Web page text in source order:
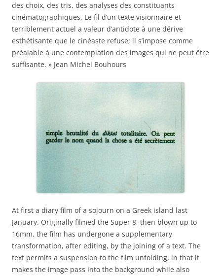
des choix, des tris, des analyses des constituants
cinématographiques. Le fil d’un texte visionnaire et
terriblement actuel a valeur d’antidote à une dérive
esthétisante que le cinéaste refuse; il s’impose comme
préalable à une contemplation des images qui ne peut être
suffisante. » Jean Michel Bouhours
At first a diary film of a sojourn on a Greek island last
January. Originally filmed the Super 8, then blown up to
16mm, the film has undergone a supplementary
transformation, after editing, by the joining of a text. The
text permits a suspension to the film unfolding, in that it
makes the image pass into the background while also